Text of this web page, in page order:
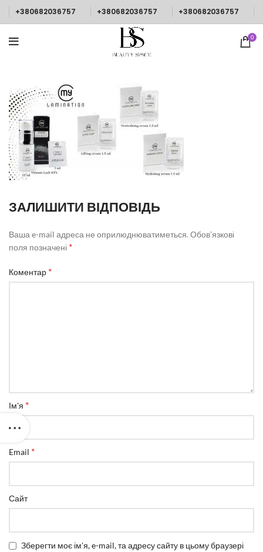
+380682036757 +380682036757 +380682036757
0
ЗАЛИШИТИ ВІДПОВІДЬ
Ваша e-mail адреса не оприлюднюватиметься. Обов’язкові
поля позначені *
Коментар *
Ім'я *
Email *
Сайт
Зберегти моє ім'я, e-mail, та адресу сайту в цьому браузері